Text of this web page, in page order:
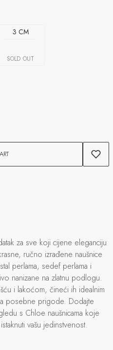
3 CM
SOLD OUT
za sve koji cijene eleganciju
ručno izrađene naušnice
perlama, sedef perlama i
nanizane na zlatnu podlogu.
i lakoćom, čineći ih idealnim
posebne prigode. Dodajte
s Chloe naušnicama koje
vašu jedinstvenost.